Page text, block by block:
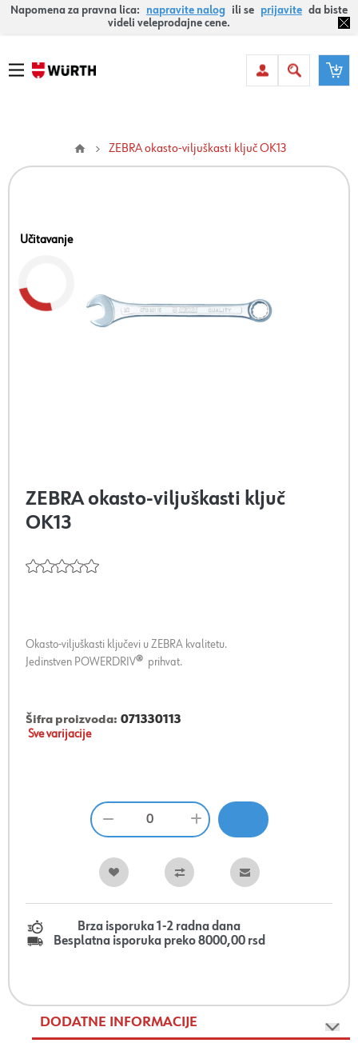
Napomena za pravna lica: napravite nalog ili se prijavite da biste
videli veleprodajne cene.
ZEBRA okasto-viljuškasti ključ OK13
Učitavanje
ZEBRA okasto-viljuškasti ključ
OK13
Okasto-viljuškasti ključevi u ZEBRA kvalitetu.
Jedinstven POWERDRIV® prihvat.
Šifra proizvoda: 071330113
Sve varijacije
Brza isporuka 1-2 radna dana
Besplatna isporuka preko 8000,00 rsd
DODATNE INFORMACIJE